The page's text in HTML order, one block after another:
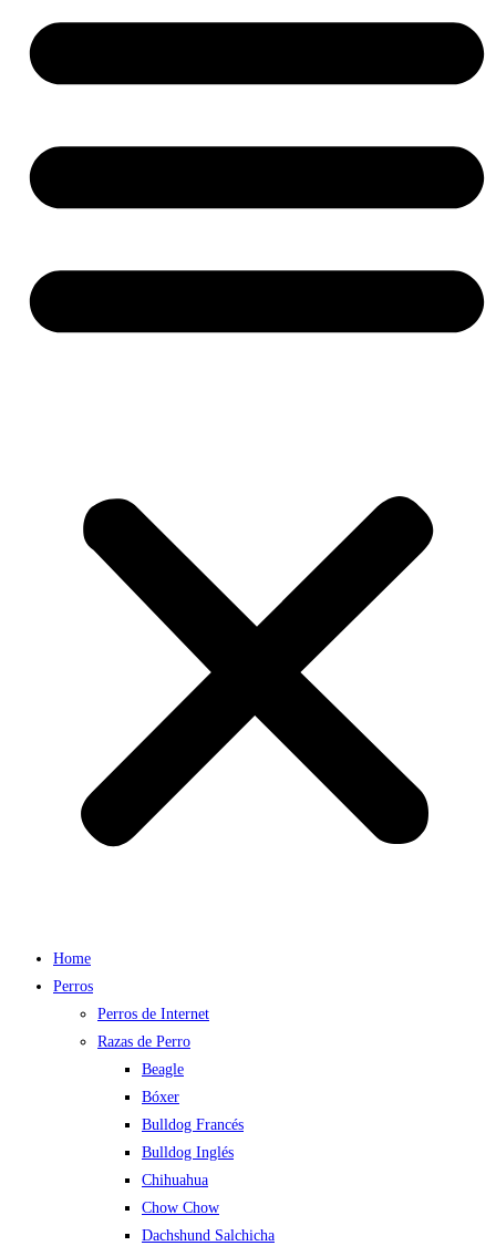
Home
Perros
Perros de Internet
Razas de Perro
Beagle
Bóxer
Bulldog Francés
Bulldog Inglés
Chihuahua
Chow Chow
Dachshund Salchicha